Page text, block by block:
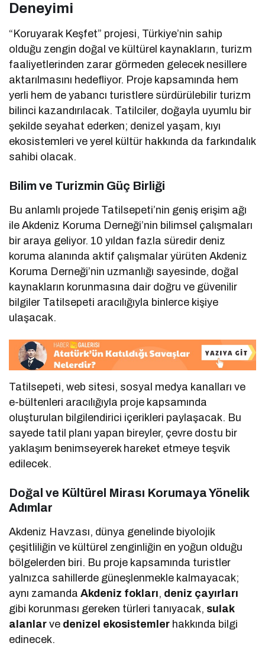
Deneyimi
“Koruyarak Keşfet” projesi, Türkiye’nin sahip
olduğu zengin doğal ve kültürel kaynakların, turizm
faaliyetlerinden zarar görmeden gelecek nesillere
aktarılmasını hedefliyor. Proje kapsamında hem
yerli hem de yabancı turistlere sürdürülebilir turizm
bilinci kazandırılacak. Tatilciler, doğayla uyumlu bir
şekilde seyahat ederken; denizel yaşam, kıyı
ekosistemleri ve yerel kültür hakkında da farkındalık
sahibi olacak.
Bilim ve Turizmin Güç Birliği
Bu anlamlı projede Tatilsepeti’nin geniş erişim ağı
ile Akdeniz Koruma Derneği’nin bilimsel çalışmaları
bir araya geliyor. 10 yıldan fazla süredir deniz
koruma alanında aktif çalışmalar yürüten Akdeniz
Koruma Derneği’nin uzmanlığı sayesinde, doğal
kaynakların korunmasına dair doğru ve güvenilir
bilgiler Tatilsepeti aracılığıyla binlerce kişiye
ulaşacak.
Tatilsepeti, web sitesi, sosyal medya kanalları ve
e-bültenleri aracılığıyla proje kapsamında
oluşturulan bilgilendirici içerikleri paylaşacak. Bu
sayede tatil planı yapan bireyler, çevre dostu bir
yaklaşım benimseyerek hareket etmeye teşvik
edilecek.
Doğal ve Kültürel Mirası Korumaya Yönelik
Adımlar
Akdeniz Havzası, dünya genelinde biyolojik
çeşitliliğin ve kültürel zenginliğin en yoğun olduğu
bölgelerden biri. Bu proje kapsamında turistler
yalnızca sahillerde güneşlenmekle kalmayacak;
aynı zamandaAkdeniz fokları, deniz çayırları
gibi korunması gereken türleri tanıyacak, sulak
alanlar ve denizel ekosistemler hakkında bilgi
edinecek.